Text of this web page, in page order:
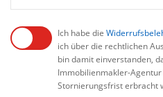
Ich habe die
ich über die rechtlichen
bin damit einverstanden,
Immobilienmakler-
Stornierungsfrist erbracht